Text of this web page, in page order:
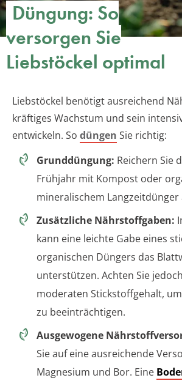
Düngung: So
versorgen Sie
Liebstöckel optimal
Liebstöckel benötigt ausreichend
kräftiges Wachstum und sein
entwickeln. So düngen Sie richtig:
Grunddüngung: Reichern Sie
Frühjahr mit Kompost oder
mineralischem Langzeitdünger
Zusätzliche Nährstoffgaben:
kann eine leichte Gabe eines
organischen Düngers das
unterstützen. Achten Sie
moderaten Stickstoffgehalt,
zu beeinträchtigen.
Ausgewogene
Sie auf eine ausreichende
Magnesium und Bor. Eine